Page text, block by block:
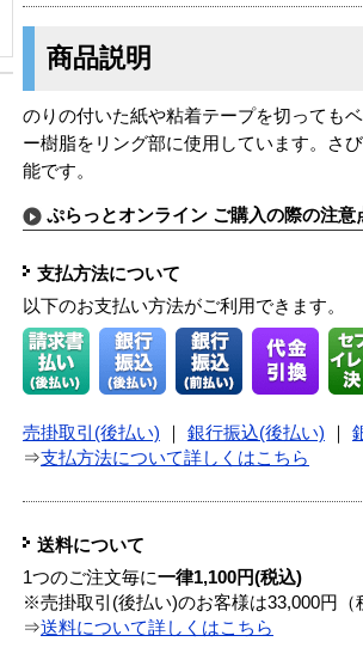
商品説明
のりの付いた紙や粘着テープを切っても
ー樹脂をリング部に使用しています。さ
能です。
ぷらっとオンライン ご購入の際の注意
支払方法について
以下のお支払い方法がご利用できます。
売掛取引(後払い) 銀行振込(後払い)
⇒支払方法について詳しくはこちら
送料について
1つのご注文毎に一律1,100円(税込)
※売掛取引(後払い)のお客様は33,000円（
⇒送料について詳しくはこちら